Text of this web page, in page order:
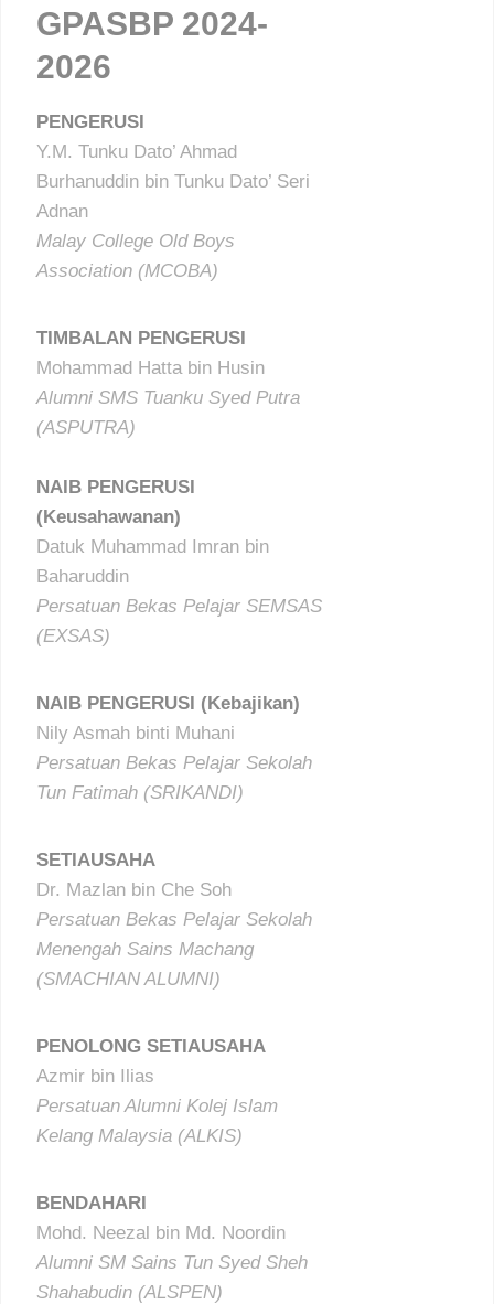
GPASBP 2024-
2026
PENGERUSI
Y.M. Tunku Dato’ Ahmad
Burhanuddin bin Tunku Dato’ Seri
Adnan
Malay College Old Boys
Association (MCOBA)
TIMBALAN PENGERUSI
Mohammad Hatta bin Husin
Alumni SMS Tuanku Syed Putra
(ASPUTRA)
NAIB PENGERUSI
(Keusahawanan)
Datuk Muhammad Imran bin
Baharuddin
Persatuan Bekas Pelajar SEMSAS
(EXSAS)
NAIB PENGERUSI (Kebajikan)
Nily Asmah binti Muhani
Persatuan Bekas Pelajar Sekolah
Tun Fatimah (SRIKANDI)
SETIAUSAHA
Dr. Mazlan bin Che Soh
Persatuan Bekas Pelajar Sekolah
Menengah Sains Machang
(SMACHIAN ALUMNI)
PENOLONG SETIAUSAHA
Azmir bin Ilias
Persatuan Alumni Kolej Islam
Kelang Malaysia (ALKIS)
BENDAHARI
Mohd. Neezal bin Md. Noordin
Alumni SM Sains Tun Syed Sheh
Shahabudin (ALSPEN)